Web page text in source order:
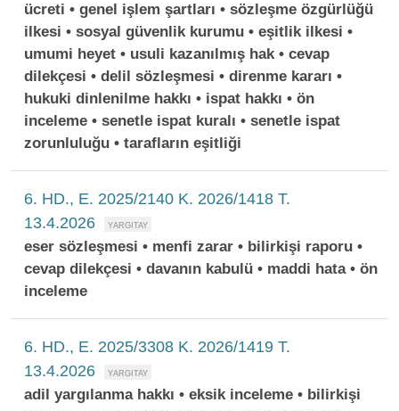
ücreti • genel işlem şartları • sözleşme özgürlüğü
ilkesi • sosyal güvenlik kurumu • eşitlik ilkesi •
umumi heyet • usuli kazanılmış hak • cevap
dilekçesi • delil sözleşmesi • direnme kararı •
hukuki dinlenilme hakkı • ispat hakkı • ön
inceleme • senetle ispat kuralı • senetle ispat
zorunluluğu • tarafların eşitliği
6. HD., E. 2025/2140 K. 2026/1418 T.
13.4.2026
eser sözleşmesi • menfi zarar • bilirkişi raporu •
cevap dilekçesi • davanın kabulü • maddi hata • ön
inceleme
6. HD., E. 2025/3308 K. 2026/1419 T.
13.4.2026
adil yargılanma hakkı • eksik inceleme • bilirkişi